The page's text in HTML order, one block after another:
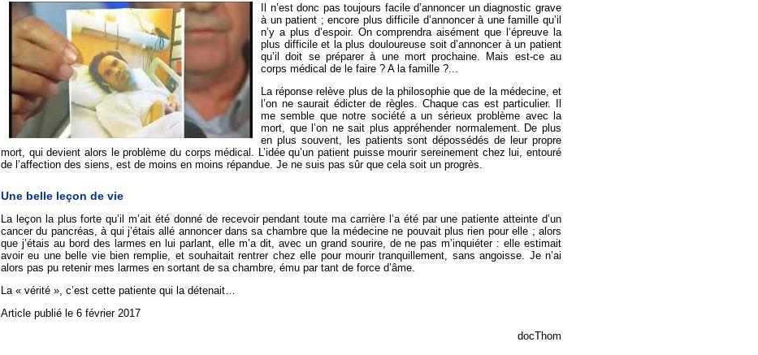
Il n’est donc pas toujours facile d’annoncer un diagnostic grave
à un patient ; encore plus difficile d’annoncer à une famille qu’il
n’y a plus d’espoir. On comprendra aisément que l’épreuve la
plus difficile et la plus douloureuse soit d’annoncer à un patient
qu’il doit se préparer à une mort prochaine. Mais est-ce au
corps médical de le faire ? A la famille ?...
La réponse relève plus de la philosophie que de la médecine, et
l’on ne saurait édicter de règles. Chaque cas est particulier. Il
me semble que notre société a un sérieux problème avec la
mort, que l’on ne sait plus appréhender normalement. De plus
en plus souvent, les patients sont dépossédés de leur propre
mort, qui devient alors le problème du corps médical. L’idée qu’un patient puisse mourir sereinement chez lui, entouré
de l’affection des siens, est de moins en moins répandue. Je ne suis pas sûr que cela soit un progrès.
Une belle leçon de vie
La leçon la plus forte qu’il m’ait été donné de recevoir pendant toute ma carrière l’a été par une patiente atteinte d’un
cancer du pancréas, à qui j’étais allé annoncer dans sa chambre que la médecine ne pouvait plus rien pour elle ; alors
que j’étais au bord des larmes en lui parlant, elle m’a dit, avec un grand sourire, de ne pas m’inquiéter : elle estimait
avoir eu une belle vie bien remplie, et souhaitait rentrer chez elle pour mourir tranquillement, sans angoisse. Je n’ai
alors pas pu retenir mes larmes en sortant de sa chambre, ému par tant de force d’âme.
La « vérité », c’est cette patiente qui la détenait…
Article publié le 6 février 2017
docThom